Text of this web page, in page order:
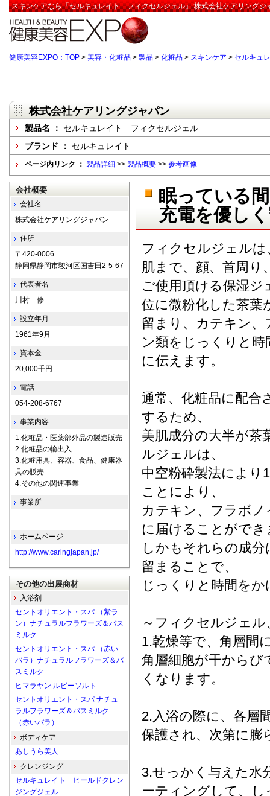
スキンケアなら「セルキュレイト フィクセルジェル」:株式会社ケアリングジ
健康美容EXPO：TOP > 美容・化粧品 > 製品 > 化粧品 > スキンケア > セルキュ
株式会社ケアリングジャパン
製品名 ： セルキュレイト フィクセルジェル
ブランド ： セルキュレイト
ページ内リンク ： 製品詳細 >> 製品概要 >> 参考画像
眠っている
充電を優し
フィクセルジェル
肌まで、顔、首周
ご使用頂ける保湿
位に微粉化した茶葉
留まり、カテキン
ン類をじっくりと
に伝えます。
通常、化粧品に配合
するため、
美肌成分の大半が
ルジェルは、
中空粉砕製法により
ことにより、
カテキン、フラボ
に届けることができ
しかもそれらの成
留まることで、
じっくりと時間を
～フィクセルジェ
1.乾燥等で、角層間
角層細胞が干からび
くなります。
2.入浴の際に、各層
保護され、次第に膨
3.せっかく与えた水
ーティングして、
会社概要
会社名
株式会社ケアリングジャパン
住所
〒420-0006
静岡県静岡市駿河区国吉田2-5-67
代表者名
川村 修
設立年月
1961年9月
資本金
20,000千円
電話
054-208-6767
事業内容
1.化粧品・医薬部外品の製造販売
2.化粧品の輸出入
3.化粧用具、容器、食品、健康器
具の販売
4.その他の関連事業
事業所
－
ホームページ
http://www.caringjapan.jp/
その他の出展商材
入浴剤
セントオリエント・スパ （紫ラ
ン）ナチュラルフラワーズ＆バス
ミルク
セントオリエント・スパ （赤い
バラ）ナチュラルフラワーズ＆バ
スミルク
ヒマラヤン ルビーソルト
セントオリエント・スパ ナチュ
ラルフラワーズ＆バスミルク
（赤いバラ）
ボディケア
あしうら美人
クレンジング
セルキュレイト ヒールドクレン
ジングジェル